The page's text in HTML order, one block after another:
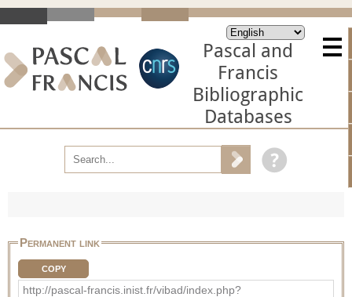
Pascal and
Francis
Bibliographic
Databases
Permanent link
COPY
http://pascal-francis.inist.fr/vibad/index.php?